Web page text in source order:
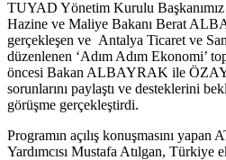
TUYAD Yönetim Kurulu
Hazine ve Maliye Bakanı Berat
gerçekleşen ve Antalya Ticaret ve
düzenlenen ‘Adım Adım Ekonomi’
öncesi Bakan ALBAYRAK ile
sorunlarını paylaştı ve desteklerini
görüşme gerçekleştirdi.
Programın açılış konuşmasını
Yardımcısı Mustafa Atılgan, Türkiye